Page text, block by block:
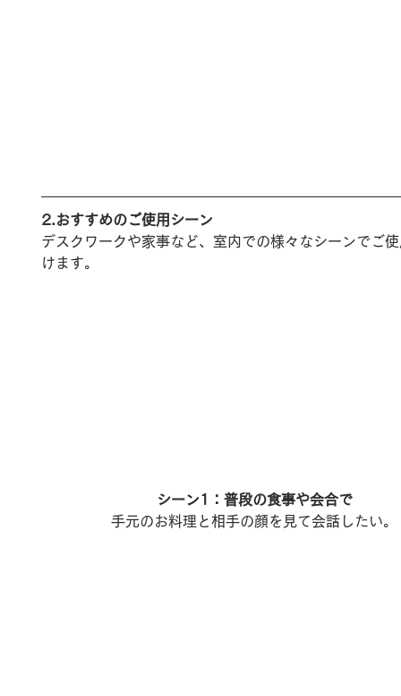
2.おすすめのご使用シーン
デスクワークや家事など、室内での様々なシーンでご
けます。
シーン1：普段の食事や会合で
手元のお料理と相手の顔を見て会話したい。